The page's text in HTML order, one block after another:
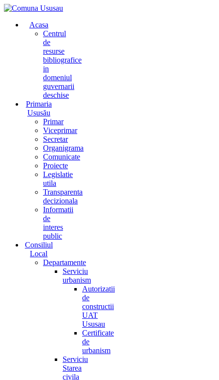
Acasa
Centrul
de
resurse
bibliografice
in
domeniul
guvernarii
deschise
Primaria
Ususău
Primar
Viceprimar
Secretar
Organigrama
Comunicate
Proiecte
Legislatie
utila
Transparenta
decizionala
Informatii
de
interes
public
Consiliul
Local
Departamente
Serviciu
urbanism
Autorizatii
de
constructii
UAT
Ususau
Certificate
de
urbanism
Serviciu
Starea
civila